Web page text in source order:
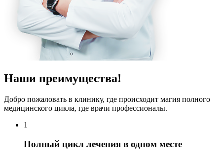
Наши преимущества!
Добро пожаловать в клинику, где происходит магия полного
медицинского цикла, где врачи профессионалы.
1
Полный цикл лечения в одном месте